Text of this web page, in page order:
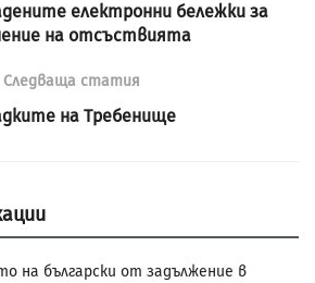
електронни бележки за
на отсъствията
Следваща статия
на Требенище
на български от задължение в